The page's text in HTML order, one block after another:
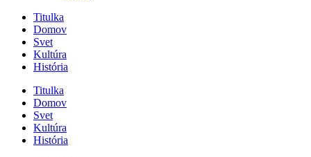
Titulka
Domov
Svet
Kultúra
História
Titulka
Domov
Svet
Kultúra
História